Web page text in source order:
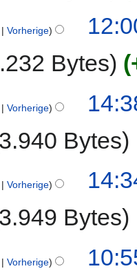
Vorherige
Bytes
Vorherige
3.940 Bytes
Vorherige
3.949 Bytes
Vorherige